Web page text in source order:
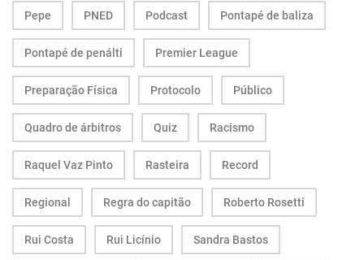
Pepe PNED Podcast Pontapé de baliza
Pontapé de penálti Premier League
Preparação Física Protocolo Público
Quadro de árbitros Quiz Racismo
Raquel Vaz Pinto Rasteira Record
Regional Regra do capitão Roberto Rosetti
Rui Costa Rui Licínio Sandra Bastos